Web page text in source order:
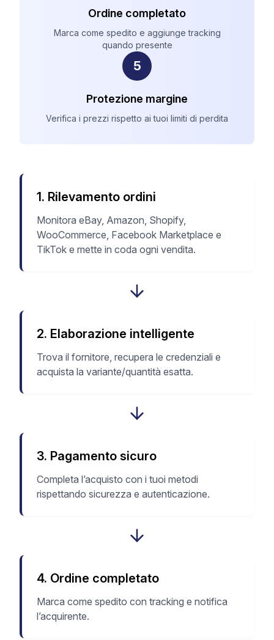
Ordine completato
Marca come spedito e aggiunge tracking
quando presente
5
Protezione margine
Verifica i prezzi rispetto ai tuoi limiti di perdita
1. Rilevamento ordini
Monitora eBay, Amazon, Shopify,
WooCommerce, Facebook Marketplace e
TikTok e mette in coda ogni vendita.
2. Elaborazione intelligente
Trova il fornitore, recupera le credenziali e
acquista la variante/quantità esatta.
3. Pagamento sicuro
Completa l’acquisto con i tuoi metodi
rispettando sicurezza e autenticazione.
4. Ordine completato
Marca come spedito con tracking e notifica
l’acquirente.